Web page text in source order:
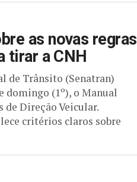
as novas regras
tirar a CNH
de Trânsito (Senatran)
domingo (1º), o Manual
de Direção Veicular.
critérios claros sobre